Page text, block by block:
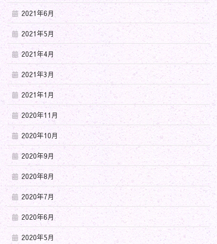
2021年6月
2021年5月
2021年4月
2021年3月
2021年1月
2020年11月
2020年10月
2020年9月
2020年8月
2020年7月
2020年6月
2020年5月